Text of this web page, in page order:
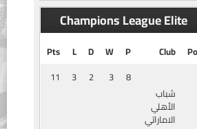
Champions League Elite
Club
P
W
D
L
Pts
شباب
الأهلي
الاماراتي
8
3
2
3
11